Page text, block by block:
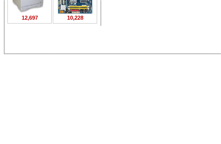
12,697 10,228